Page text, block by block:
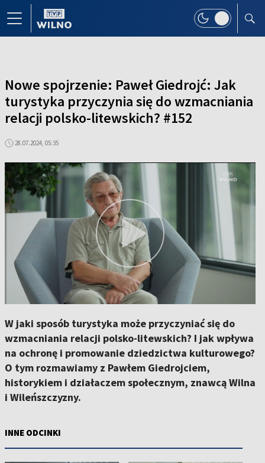
Nowe spojrzenie: Paweł Giedrojć: Jak
turystyka przyczynia się do wzmacniania
relacji polsko-litewskich? #152
28.07.2024, 05:35
W jaki sposób turystyka może przyczyniać się do
wzmacniania relacji polsko-litewskich? I jak wpływa
na ochronę i promowanie dziedzictwa kulturowego?
O tym rozmawiamy z Pawłem Giedrojciem,
historykiem i działaczem społecznym, znawcą Wilna
i Wileńszczyzny.
INNE ODCINKI